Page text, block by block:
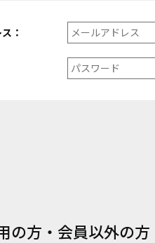
：
の方・会員以外の方